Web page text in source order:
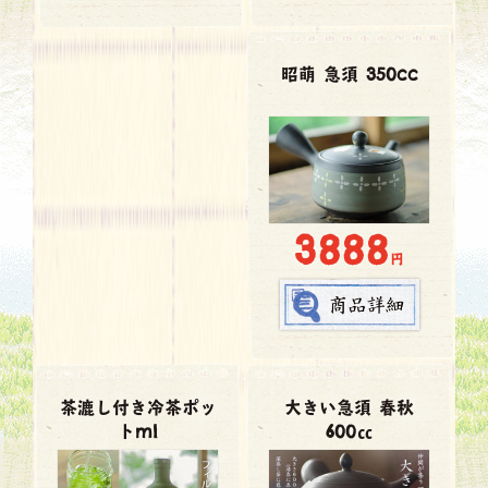
昭萌 急須 350cc
3888円
茶漉し付き冷茶ポッ
トml
大きい急須 春秋
600㏄